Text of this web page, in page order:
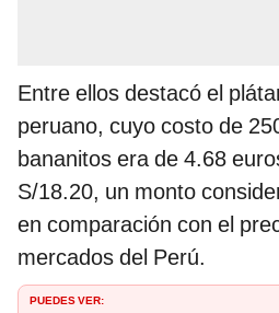
Entre ellos destacó el
peruano, cuyo costo de
bananitos era de 4.68
S/18.20, un monto
en comparación con el
mercados del Perú.
PUEDES VER: